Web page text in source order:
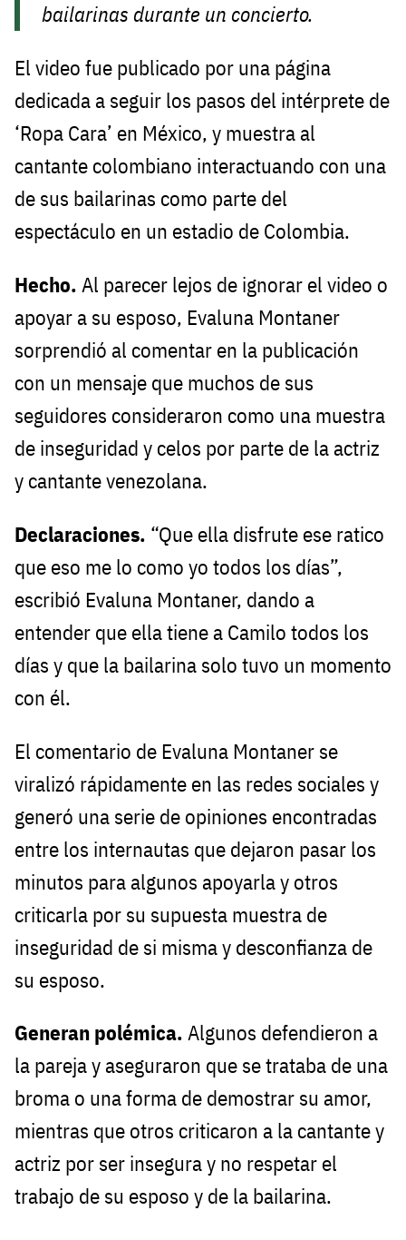
bailarinas durante un concierto.
El video fue publicado por una página
dedicada a seguir los pasos del intérprete de
‘Ropa Cara’ en México, y muestra al
cantante colombiano interactuando con una
de sus bailarinas como parte del
espectáculo en un estadio de Colombia.
Hecho. Al parecer lejos de ignorar el video o
apoyar a su esposo, Evaluna Montaner
sorprendió al comentar en la publicación
con un mensaje que muchos de sus
seguidores consideraron como una muestra
de inseguridad y celos por parte de la actriz
y cantante venezolana.
Declaraciones. “Que ella disfrute ese ratico
que eso me lo como yo todos los días”,
escribió Evaluna Montaner, dando a
entender que ella tiene a Camilo todos los
días y que la bailarina solo tuvo un momento
con él.
El comentario de Evaluna Montaner se
viralizó rápidamente en las redes sociales y
generó una serie de opiniones encontradas
entre los internautas que dejaron pasar los
minutos para algunos apoyarla y otros
criticarla por su supuesta muestra de
inseguridad de si misma y desconfianza de
su esposo.
Generan polémica. Algunos defendieron a
la pareja y aseguraron que se trataba de una
broma o una forma de demostrar su amor,
mientras que otros criticaron a la cantante y
actriz por ser insegura y no respetar el
trabajo de su esposo y de la bailarina.